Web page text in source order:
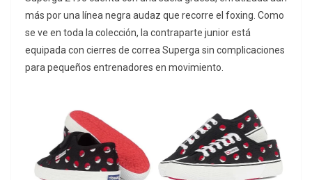
más por una línea negra audaz que recorre el foxing. Como
se ve en toda la colección, la contraparte junior está
equipada con cierres de correa Superga sin complicaciones
para pequeños entrenadores en movimiento.